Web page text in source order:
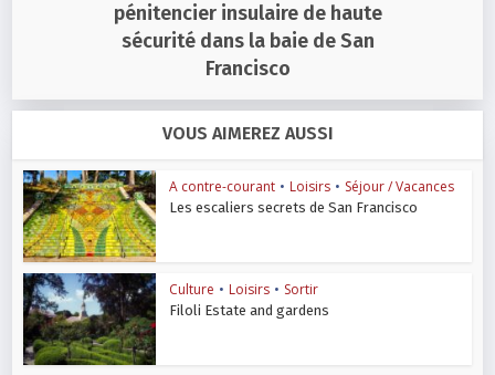
pénitencier insulaire de haute
sécurité dans la baie de San
Francisco
VOUS AIMEREZ AUSSI
A contre-courant • Loisirs • Séjour / Vacances
Les escaliers secrets de San Francisco
Culture • Loisirs • Sortir
Filoli Estate and gardens